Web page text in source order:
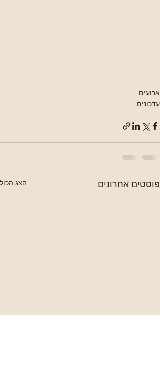
ארועים
עדכונים
פוסטים אחרונים הצג הכול